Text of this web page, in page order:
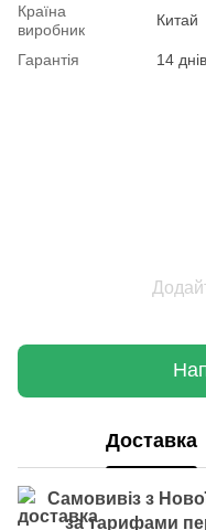
Країна
виробник
Китай
Гарантія 14 днів
Доставка
за тарифами